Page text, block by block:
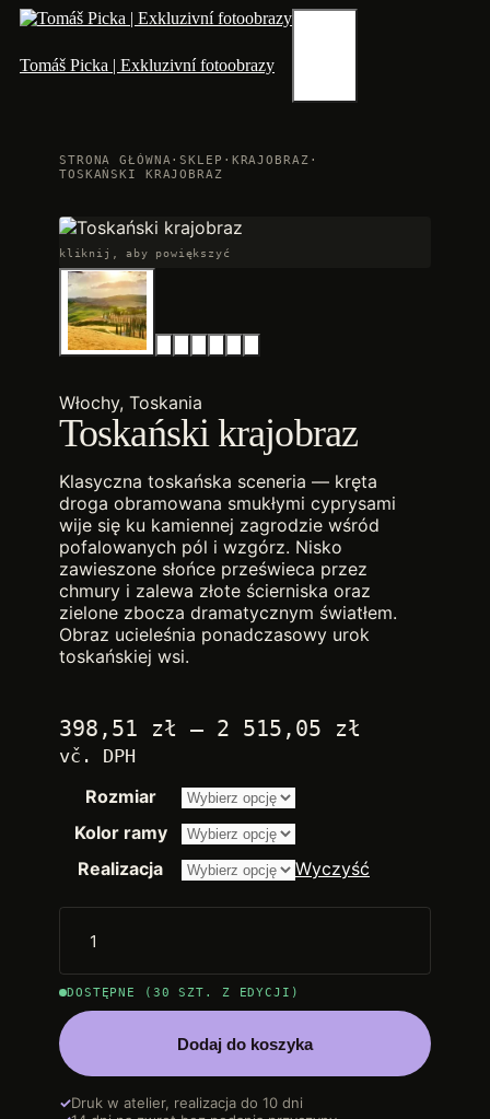
Przejdź
treści
Tomáš Picka | Exkluzivní fotoobrazy
STRONA GŁÓWNA·SKLEP · KRAJOBRAZ ·
TOSKAŃSKI KRAJOBRAZ
kliknij, aby powiększyć
Włochy, Toskania
Toskański krajobraz
Klasyczna toskańska sceneria — kręta
droga obramowana smukłymi cyprysami
wije się ku kamiennej zagrodzie wśród
pofalowanych pól i wzgórz. Nisko
zawieszone słońce prześwieca przez
chmury i zalewa złote ścierniska oraz
zielone zbocza dramatycznym światłem.
Obraz ucieleśnia ponadczasowy urok
toskańskiej wsi.
398,51 zł – 2 515,05 zł
14.200,00
vč. DPH
Rozmiar
Kolor ramy
Realizacja
Wyczyść
DOSTĘPNE (30 SZT. Z EDYCJI)
Dodaj do koszyka
✓Druk w atelier, realizacja do 10 dni